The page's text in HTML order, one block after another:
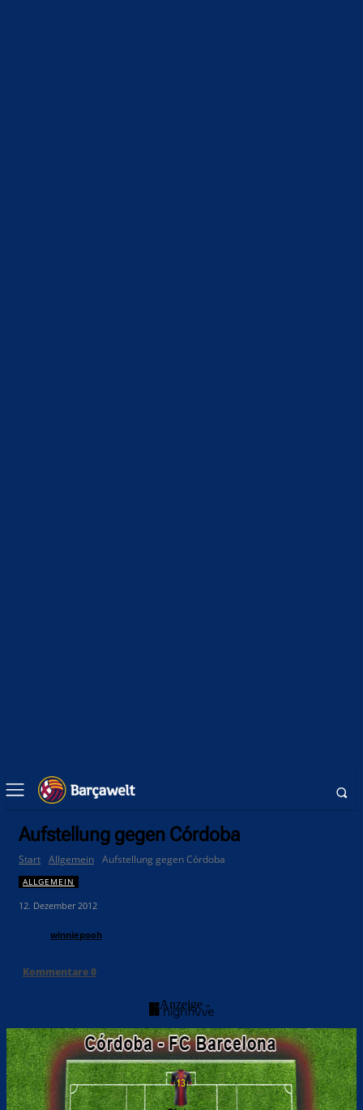
Aufstellung gegen Córdoba
Start Allgemein Aufstellung gegen Córdoba
ALLGEMEIN
12. Dezember 2012
winniepooh
Kommentare0
- Anzeige -